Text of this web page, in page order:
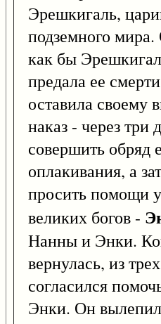
Эрешкигаль,
подземного мира.
как бы
предала ее
оставила своему
наказ - через три
совершить обряд
оплакивания, а
просить помощи
великих богов -
Нанны и Энки.
вернулась, из
согласился
Энки. Он